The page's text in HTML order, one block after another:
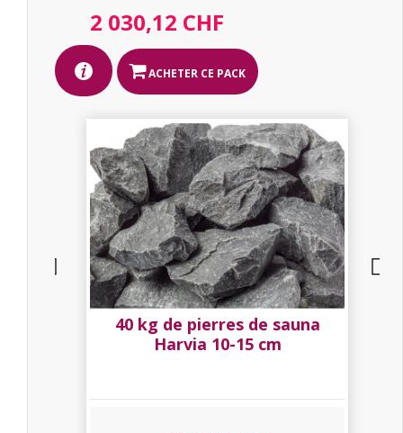
2 030,12 CHF
ACHETER CE PACK
40 kg de pierres de sauna
Harvia 10-15 cm